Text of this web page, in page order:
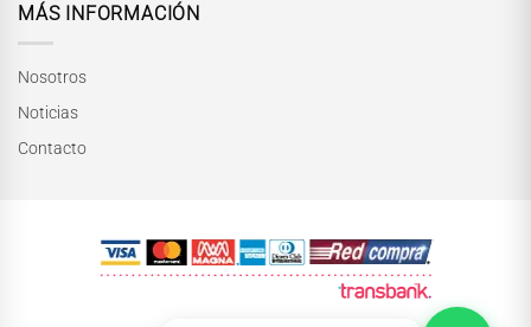
MÁS INFORMACIÓN
Nosotros
Noticias
Contacto